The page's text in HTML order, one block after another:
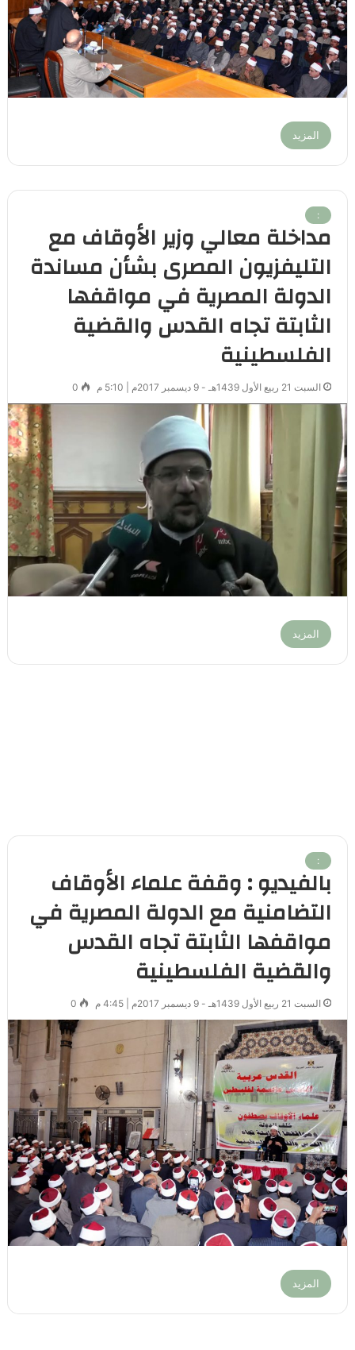
المزيد
:
مداخلة معالي وزير الأوقاف مع
التليفزيون المصرى بشأن مساندة
الدولة المصرية في مواقفها
الثابتة تجاه القدس والقضية
الفلسطينية
السبت 21 ربيع الأول 1439هـ - 9 ديسمبر 2017م | 5:10 م 0
المزيد
:
بالفيديو : وقفة علماء الأوقاف
التضامنية مع الدولة المصرية في
مواقفها الثابتة تجاه القدس
والقضية الفلسطينية
السبت 21 ربيع الأول 1439هـ - 9 ديسمبر 2017م | 4:45 م 0
المزيد